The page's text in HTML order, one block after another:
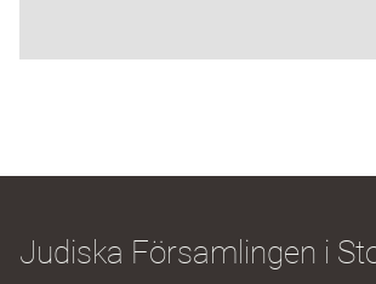
Judiska Församlingen i